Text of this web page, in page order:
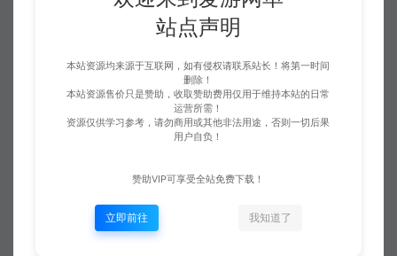
站点声明
本站资源均来源于互联网，如有侵权请联系站长！将第一时间
删除！
本站资源售价只是赞助，收取赞助费用仅用于维持本站的日常
运营所需！
资源仅供学习参考，请勿商用或其他非法用途，否则一切后果
用户自负！
赞助VIP可享受全站免费下载！
立即前往 我知道了